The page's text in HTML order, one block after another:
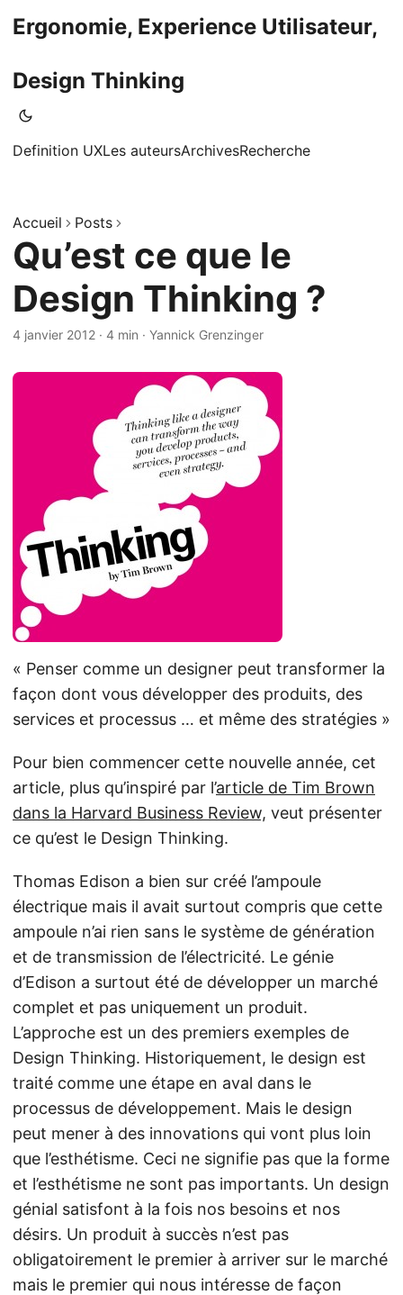
Ergonomie, Experience Utilisateur,
Design Thinking
Definition UXLes auteursArchivesRecherche
Accueil Posts
Qu’est ce que le
Design Thinking ?
4 janvier 2012 · 4 min · Yannick Grenzinger
« Penser comme un designer peut transformer la
façon dont vous développer des produits, des
services et processus … et même des stratégies »
Pour bien commencer cette nouvelle année, cet
article, plus qu’inspiré par l’article de Tim Brown
dans la Harvard Business Review, veut présenter
ce qu’est le Design Thinking.
Thomas Edison a bien sur créé l’ampoule
électrique mais il avait surtout compris que cette
ampoule n’ai rien sans le système de génération
et de transmission de l’électricité. Le génie
d’Edison a surtout été de développer un marché
complet et pas uniquement un produit.
L’approche est un des premiers exemples de
Design Thinking. Historiquement, le design est
traité comme une étape en aval dans le
processus de développement. Mais le design
peut mener à des innovations qui vont plus loin
que l’esthétisme. Ceci ne signifie pas que la forme
et l’esthétisme ne sont pas importants. Un design
génial satisfont à la fois nos besoins et nos
désirs. Un produit à succès n’est pas
obligatoirement le premier à arriver sur le marché
mais le premier qui nous intéresse de façon